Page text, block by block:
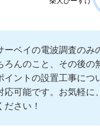
ーベイの電波調査のみ
ろんのこと、その後の
イントの設置工事につ
応可能です。お気軽に
ださい！